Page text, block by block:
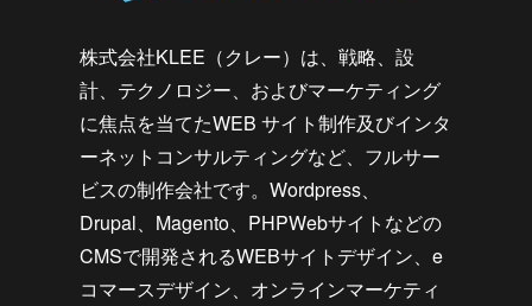
株式会社KLEE（クレー）は、戦略、設
計、テクノロジー、およびマーケティング
に焦点を当てたWEB サイト制作及びインタ
ーネットコンサルティングなど、フルサー
ビスの制作会社です。Wordpress、
Drupal、Magento、PHPWebサイトなどの
CMSで開発されるWEBサイトデザイン、e
コマースデザイン、オンラインマーケティ